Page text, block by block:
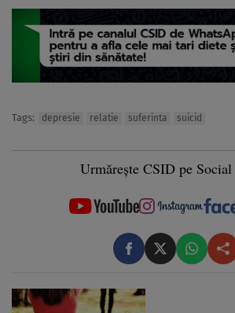
Tags: depresie relatie suferinta suicid
Urmărește CSID pe